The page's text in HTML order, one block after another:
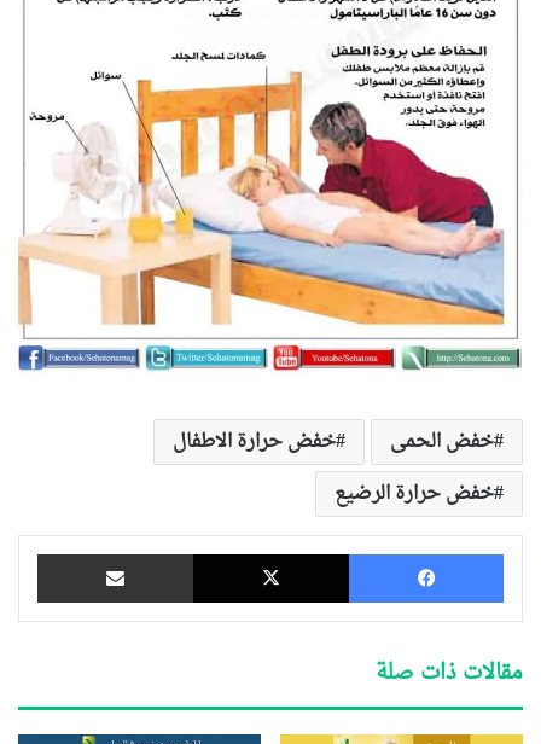
خفض الحمى
خفض حرارة الاطفال
خفض حرارة الرضيع
فيسبوك ‫X
مقالات ذات صلة